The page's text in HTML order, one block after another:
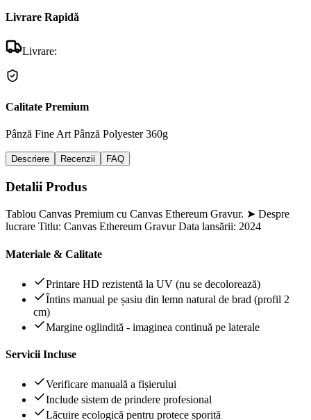
Livrare Rapidă
Livrare:
Calitate Premium
Pânză Fine Art Pânză Polyester 360g
Descriere Recenzii FAQ
Detalii Produs
Tablou Canvas Premium cu Canvas Ethereum Gravur. ➤ Despre
lucrare Titlu: Canvas Ethereum Gravur Data lansării: 2024
Materiale & Calitate
Printare HD rezistentă la UV (nu se decolorează)
Întins manual pe șasiu din lemn natural de brad (profil 2
cm)
Margine oglindită - imaginea continuă pe laterale
Servicii Incluse
Verificare manuală a fișierului
Include sistem de prindere profesional
Lăcuire ecologică pentru protece sporită